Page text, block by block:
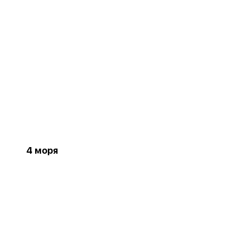
4 моря